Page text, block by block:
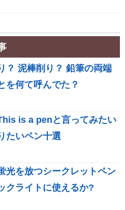
？ 泥棒削り？ 鉛筆の両端
を何て呼んでた？
is a penと言ってみたい
たいペン十選
光を放つシークレットペン
クライトに使えるか?